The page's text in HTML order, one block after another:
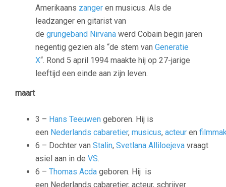
Amerikaans zanger en musicus. Als de
leadzanger en gitarist van
de grungeband Nirvana werd Cobain begin jaren
negentig gezien als “de stem van Generatie
X“. Rond 5 april 1994 maakte hij op 27-jarige
leeftijd een einde aan zijn leven.
maart
3 – Hans Teeuwen geboren. Hij is
een Nederlands cabaretier, musicus, acteur en
6 – Dochter van Stalin, Svetlana Alliloejeva vraagt
asiel aan in de VS.
6 – Thomas Acda geboren. Hij is
een Nederlands cabaretier, acteur, schrijver